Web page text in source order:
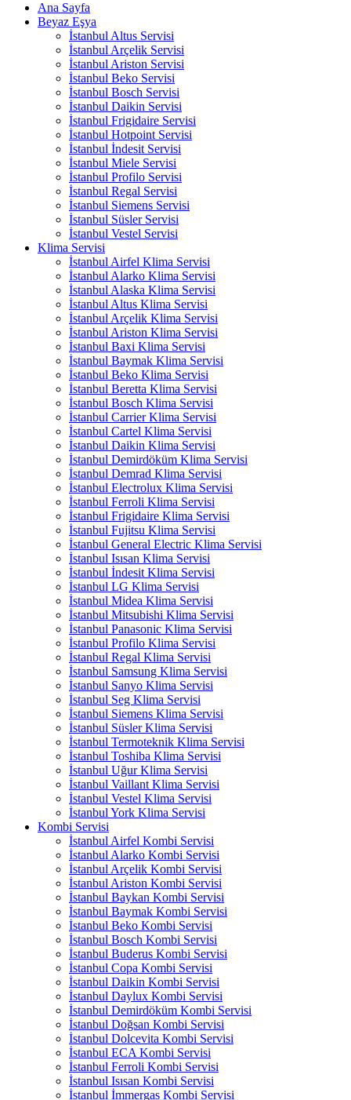
Ana Sayfa
Beyaz Eşya
İstanbul Altus Servisi
İstanbul Arçelik Servisi
İstanbul Ariston Servisi
İstanbul Beko Servisi
İstanbul Bosch Servisi
İstanbul Daikin Servisi
İstanbul Frigidaire Servisi
İstanbul Hotpoint Servisi
İstanbul İndesit Servisi
İstanbul Miele Servisi
İstanbul Profilo Servisi
İstanbul Regal Servisi
İstanbul Siemens Servisi
İstanbul Süsler Servisi
İstanbul Vestel Servisi
Klima Servisi
İstanbul Airfel Klima Servisi
İstanbul Alarko Klima Servisi
İstanbul Alaska Klima Servisi
İstanbul Altus Klima Servisi
İstanbul Arçelik Klima Servisi
İstanbul Ariston Klima Servisi
İstanbul Baxi Klima Servisi
İstanbul Baymak Klima Servisi
İstanbul Beko Klima Servisi
İstanbul Beretta Klima Servisi
İstanbul Bosch Klima Servisi
İstanbul Carrier Klima Servisi
İstanbul Cartel Klima Servisi
İstanbul Daikin Klima Servisi
İstanbul Demirdöküm Klima Servisi
İstanbul Demrad Klima Servisi
İstanbul Electrolux Klima Servisi
İstanbul Ferroli Klima Servisi
İstanbul Frigidaire Klima Servisi
İstanbul Fujitsu Klima Servisi
İstanbul General Electric Klima Servisi
İstanbul Isısan Klima Servisi
İstanbul İndesit Klima Servisi
İstanbul LG Klima Servisi
İstanbul Midea Klima Servisi
İstanbul Mitsubishi Klima Servisi
İstanbul Panasonic Klima Servisi
İstanbul Profilo Klima Servisi
İstanbul Regal Klima Servisi
İstanbul Samsung Klima Servisi
İstanbul Sanyo Klima Servisi
İstanbul Seg Klima Servisi
İstanbul Siemens Klima Servisi
İstanbul Süsler Klima Servisi
İstanbul Termoteknik Klima Servisi
İstanbul Toshiba Klima Servisi
İstanbul Uğur Klima Servisi
İstanbul Vaillant Klima Servisi
İstanbul Vestel Klima Servisi
İstanbul York Klima Servisi
Kombi Servisi
İstanbul Airfel Kombi Servisi
İstanbul Alarko Kombi Servisi
İstanbul Arçelik Kombi Servisi
İstanbul Ariston Kombi Servisi
İstanbul Baykan Kombi Servisi
İstanbul Baymak Kombi Servisi
İstanbul Beko Kombi Servisi
İstanbul Bosch Kombi Servisi
İstanbul Buderus Kombi Servisi
İstanbul Copa Kombi Servisi
İstanbul Daikin Kombi Servisi
İstanbul Daylux Kombi Servisi
İstanbul Demirdöküm Kombi Servisi
İstanbul Doğsan Kombi Servisi
İstanbul Dolcevita Kombi Servisi
İstanbul ECA Kombi Servisi
İstanbul Ferroli Kombi Servisi
İstanbul Isısan Kombi Servisi
İstanbul İmmergas Kombi Servisi